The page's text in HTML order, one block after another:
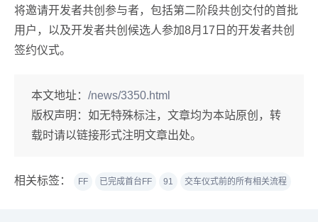
将邀请开发者共创参与者，包括第二阶段共创交付的首批
用户，以及开发者共创候选人参加8月17日的开发者共创
签约仪式。
本文地址： /news/3350.html
版权声明： 如无特殊标注，文章均为本站原创，转
载时请以链接形式注明文章出处。
相关标签： FF 已完成首台FF 91 交车仪式前的所有相关流程